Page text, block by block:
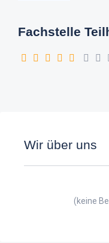
Fachstelle
Wir über uns
(keine